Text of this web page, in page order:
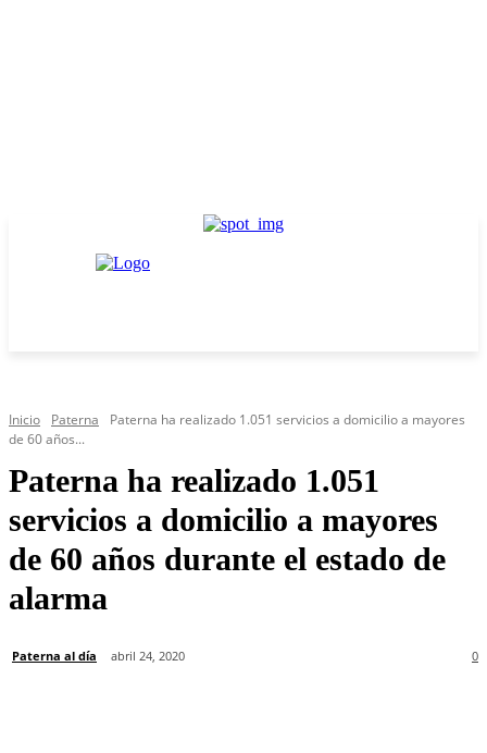
Inicio Paterna
Paterna ha realizado 1.051 servicios a domicilio a mayores
de 60 años...
Paterna ha realizado 1.051
servicios a domicilio a mayores
de 60 años durante el estado de
alarma
Paterna al día abril 24, 2020 0